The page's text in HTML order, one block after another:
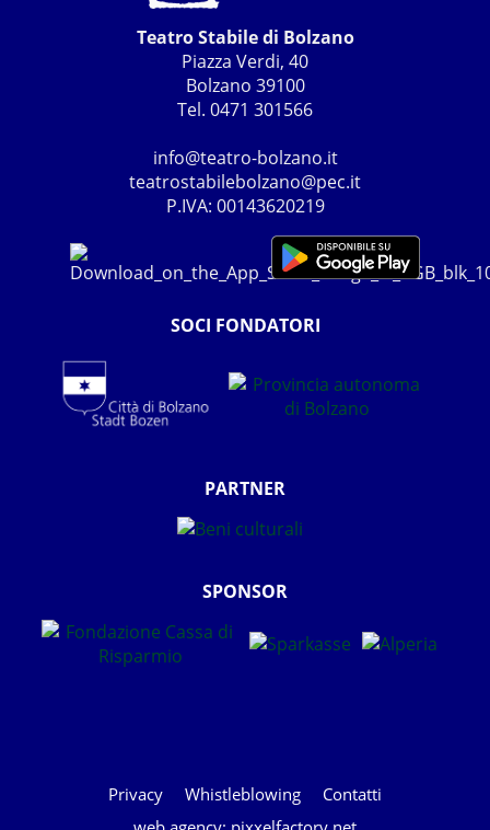
Teatro Stabile di Bolzano
Piazza Verdi, 40
Bolzano 39100
Tel. 0471 301566
info@teatro-bolzano.it
teatrostabilebolzano@pec.it
P.IVA: 00143620219
SOCI FONDATORI
PARTNER
SPONSOR
Privacy Whistleblowing
Contatti